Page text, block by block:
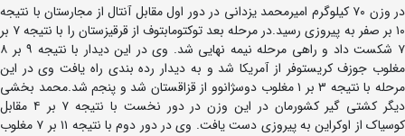
در وزن ۷۰ کیلوگرم امیرمحمد یزدانی در دور اول مقابل آنتال از مجارستان با نتیجه
۱۰ بر صفر به پیروزی رسید.در مرحله بعد توکتومابتوف از قرقیزستان را با نتیجه ۷ بر
۷ شکست داد و راهی مرحله نیمه نهایی شد. وی در این دیدار با نتیجه ۹ بر ۸
مغلوب جوزف کریستوفر از آمریکا شد و به دیدار رده بندی راه یافت وی در این
مرحله با نتیجه ۳ بر ۱ مغلوب دوسژانوو از قزاقستان شد و پنجم شد.محمد بخشی
دیگر کشتی گیر کشورمان در این وزن در دور نخست با نتیجه ۷ بر ۴ مقابل
کوسیاک از اوکراین به پیروزی دست یافت. وی در دور دوم با نتیجه ۱۱ بر ۷ مغلوب